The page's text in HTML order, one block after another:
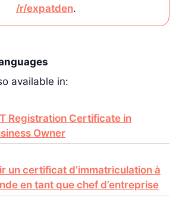
/r/expatden.
available in:
Registration Certificate in
Owner
un certificat d’immatriculation à
en tant que chef d’entreprise